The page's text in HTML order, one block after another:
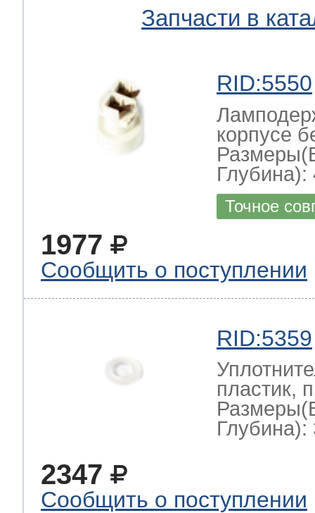
Запчасти в
RID:5550
корпусе
Глубина):
Точное
1977
Сообщить о поступлении
RID:5359
пластик,
Глубина):
2347
Сообщить о поступлении